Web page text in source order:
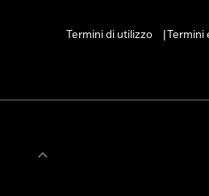
Termini di utilizzo
Termini